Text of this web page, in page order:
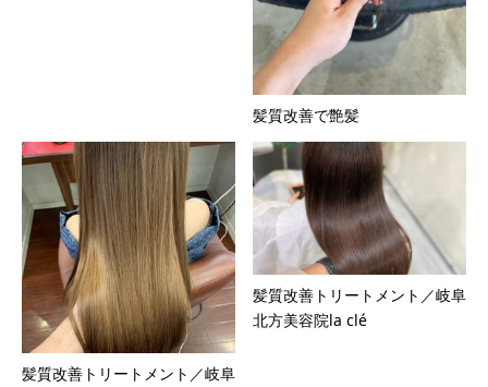
髪質改善で艶髪
髪質改善トリートメント／岐阜
髪質改善トリートメント／岐阜
北方美容院la clé